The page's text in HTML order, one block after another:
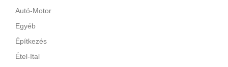
Autó-Motor
Egyéb
Építkezés
Étel-Ital